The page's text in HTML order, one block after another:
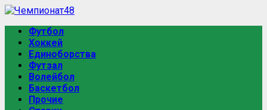
Футбол
Хоккей
Единоборства
Футзал
Волейбол
Баскетбол
Прочие